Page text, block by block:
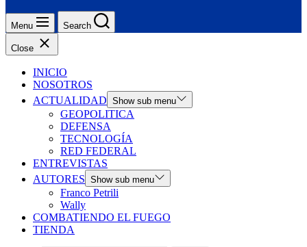
Menu Search
Close
INICIO
NOSOTROS
ACTUALIDAD Show sub menu
GEOPOLITICA
DEFENSA
TECNOLOGÍA
RED FEDERAL
ENTREVISTAS
AUTORES Show sub menu
Franco Petrili
Wally
COMBATIENDO EL FUEGO
TIENDA